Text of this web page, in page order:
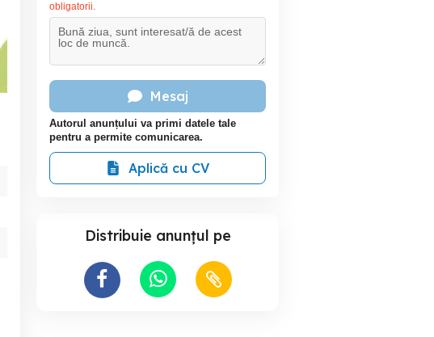
obligatorii.
Mesaj
Autorul anunțului va primi datele tale
pentru a permite comunicarea.
Aplică cu CV
Distribuie anunțul pe